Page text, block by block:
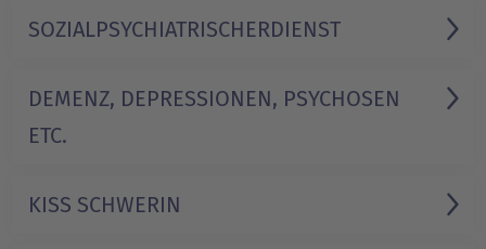
SOZIAL­PSYCHIATRISCHER­DIENST
DEMENZ, DEPRESSIONEN, PSYCHOSEN
ETC.
KISS SCHWERIN